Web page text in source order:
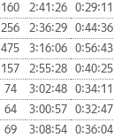
160 2:41:26 0:29:11
256 2:36:29 0:44:36
475 3:16:06 0:56:43
157 2:55:28 0:40:25
74 3:02:48 0:34:11
64 3:00:57 0:32:47
69 3:08:54 0:36:04